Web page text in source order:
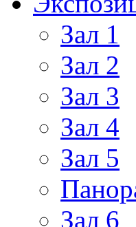
Зал 1
Зал 2
Зал 3
Зал 4
Зал 5
Зал 6